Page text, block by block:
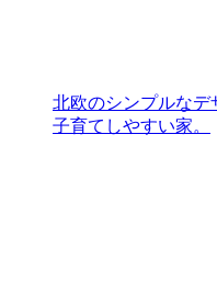
北欧のシンプルなデ
子育てしやすい家。